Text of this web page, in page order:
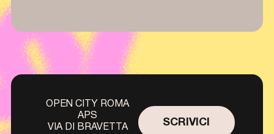
OPEN CITY ROMA
APS
VIA DI BRAVETTA
SCRIVICI